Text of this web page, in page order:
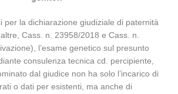
per la dichiarazione giudiziale di paternità
Cass. n. 23958/2018 e Cass. n.
l’esame genetico sul presunto
consulenza tecnica cd. percipiente,
dal giudice non ha solo l’incarico di
o dati per esistenti, ma anche di